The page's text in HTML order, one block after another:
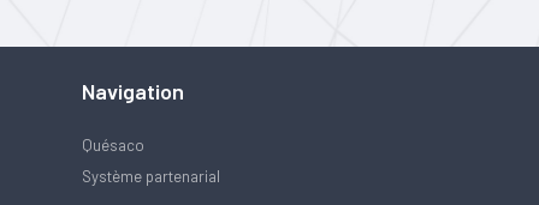
Navigation
Quésaco
Système partenarial